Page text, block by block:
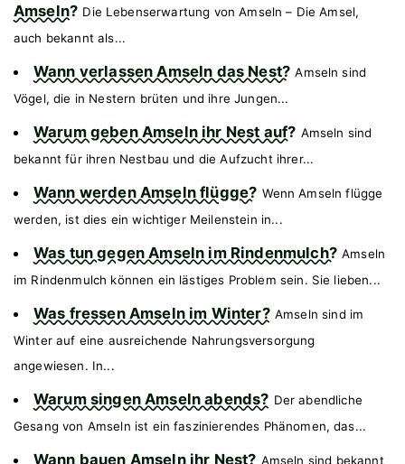
Amseln? Die Lebenserwartung von Amseln – Die Amsel,
auch bekannt als...
Wann verlassen Amseln das Nest? Amseln sind
Vögel, die in Nestern brüten und ihre Jungen...
Warum geben Amseln ihr Nest auf? Amseln sind
bekannt für ihren Nestbau und die Aufzucht ihrer...
Wann werden Amseln flügge? Wenn Amseln flügge
werden, ist dies ein wichtiger Meilenstein in...
Was tun gegen Amseln im Rindenmulch? Amseln
im Rindenmulch können ein lästiges Problem sein. Sie lieben...
Was fressen Amseln im Winter? Amseln sind im
Winter auf eine ausreichende Nahrungsversorgung
angewiesen. In...
Warum singen Amseln abends? Der abendliche
Gesang von Amseln ist ein faszinierendes Phänomen, das...
Wann bauen Amseln ihr Nest? Amseln sind bekannt